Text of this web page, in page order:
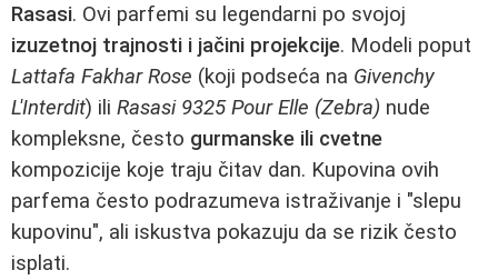
Rasasi. Ovi parfemi su legendarni po svojoj
izuzetnoj trajnosti i jačini projekcije. Modeli poput
Lattafa Fakhar Rose (koji podseća na Givenchy
L'Interdit) ili Rasasi 9325 Pour Elle (Zebra) nude
kompleksne, često gurmanske ili cvetne
kompozicije koje traju čitav dan. Kupovina ovih
parfema često podrazumeva istraživanje i "slepu
kupovinu", ali iskustva pokazuju da se rizik često
isplati.